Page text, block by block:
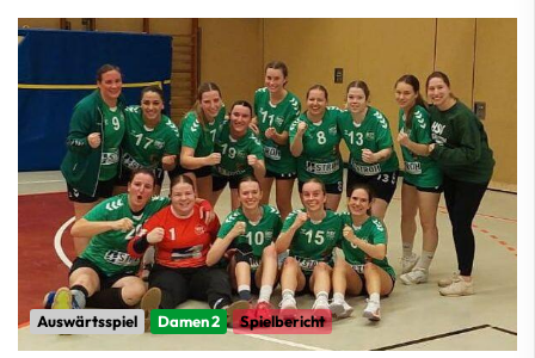
Auswärtsspiel Damen 2 Spielbericht